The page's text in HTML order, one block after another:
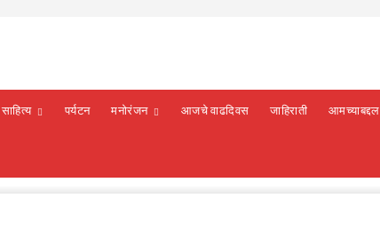
साहित्य पर्यटन मनोरंजन आजचे वाढदिवस जाहिराती आमच्याबद्दल